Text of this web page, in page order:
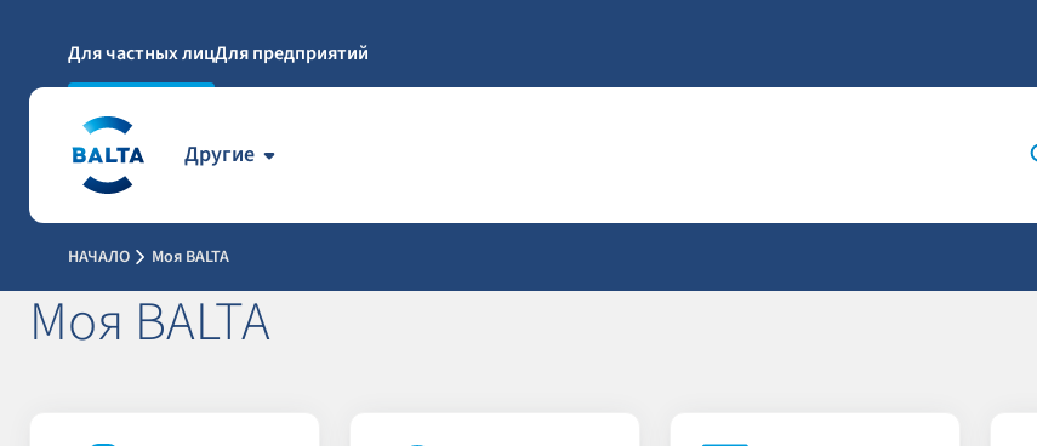
Для частных лицДля предприятий
Другие
НАЧАЛО Моя BALTA
Моя BALTA